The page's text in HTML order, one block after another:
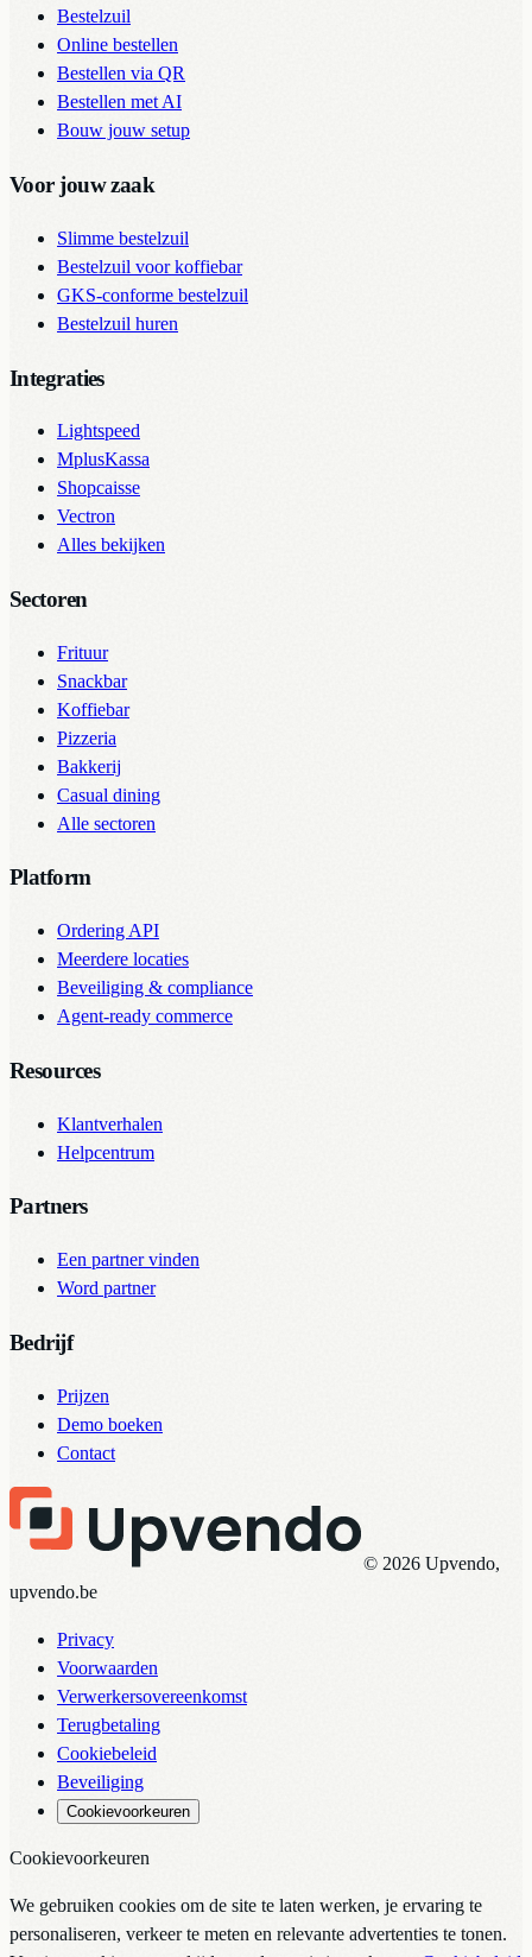
Bestelzuil
Online bestellen
Bestellen via QR
Bestellen met AI
Bouw jouw setup
Voor jouw zaak
Slimme bestelzuil
Bestelzuil voor koffiebar
GKS-conforme bestelzuil
Bestelzuil huren
Integraties
Lightspeed
MplusKassa
Shopcaisse
Vectron
Alles bekijken
Sectoren
Frituur
Snackbar
Koffiebar
Pizzeria
Bakkerij
Casual dining
Alle sectoren
Platform
Ordering API
Meerdere locaties
Beveiliging & compliance
Agent-ready commerce
Resources
Klantverhalen
Helpcentrum
Partners
Een partner vinden
Word partner
Bedrijf
Prijzen
Demo boeken
Contact
© 2026 Upvendo,
upvendo.be
Privacy
Voorwaarden
Verwerkersovereenkomst
Terugbetaling
Cookiebeleid
Beveiliging
Cookievoorkeuren
Cookievoorkeuren
We gebruiken cookies om de site te laten werken, je ervaring te
personaliseren, verkeer te meten en relevante advertenties te tonen.